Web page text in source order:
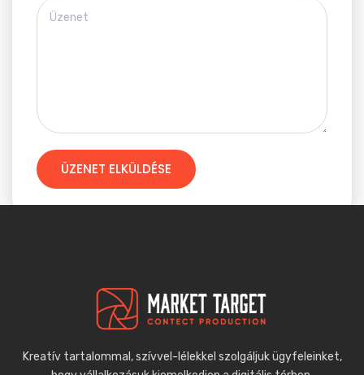
ÜZENET ELKÜLDÉSE
Kreatív tartalommal, szívvel-lélekkel szolgáljuk ügyfeleinket,